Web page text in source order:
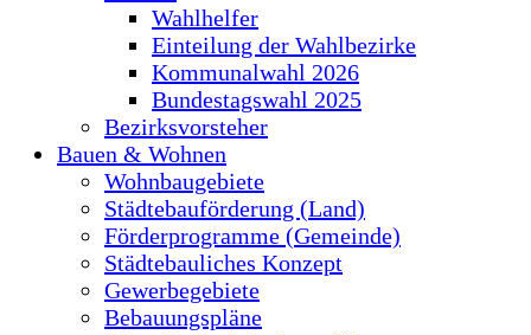
Wahlhelfer
Einteilung der Wahlbezirke
Kommunalwahl 2026
Bundestagswahl 2025
Bezirksvorsteher
Bauen & Wohnen
Wohnbaugebiete
Städtebauförderung (Land)
Förderprogramme (Gemeinde)
Städtebauliches Konzept
Gewerbegebiete
Bebauungspläne